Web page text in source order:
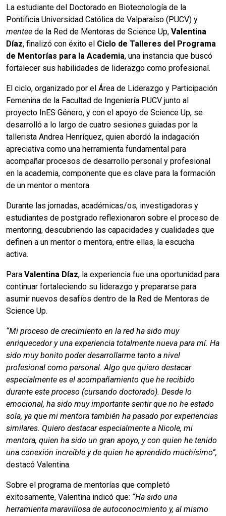
La estudiante del Doctorado en Biotecnología de la
Pontificia Universidad Católica de Valparaíso (PUCV) y
mentee de la Red de Mentoras de Science Up, Valentina
Díaz, finalizó con éxito el Ciclo de Talleres del Programa
de Mentorías para la Academia, una instancia que buscó
fortalecer sus habilidades de liderazgo como profesional.
El ciclo, organizado por el Área de Liderazgo y Participación
Femenina de la Facultad de Ingeniería PUCV junto al
proyecto InES Género, y con el apoyo de Science Up, se
desarrolló a lo largo de cuatro sesiones guiadas por la
tallerista Andrea Henríquez, quien abordó la indagación
apreciativa como una herramienta fundamental para
acompañar procesos de desarrollo personal y profesional
en la academia, componente que es clave para la formación
de un mentor o mentora.
Durante las jornadas, académicas/os, investigadoras y
estudiantes de postgrado reflexionaron sobre el proceso de
mentoring, descubriendo las capacidades y cualidades que
definen a un mentor o mentora, entre ellas, la escucha
activa.
Para Valentina Díaz, la experiencia fue una oportunidad para
continuar fortaleciendo su liderazgo y prepararse para
asumir nuevos desafíos dentro de la Red de Mentoras de
Science Up.
“Mi proceso de crecimiento en la red ha sido muy
enriquecedor y una experiencia totalmente nueva para mí. Ha
sido muy bonito poder desarrollarme tanto a nivel
profesional como personal. Algo que quiero destacar
especialmente es el acompañamiento que he recibido
durante este proceso (cursando doctorado). Desde lo
emocional, ha sido muy importante sentir que no he estado
sola, ya que mi mentora también ha pasado por experiencias
similares. Quiero destacar especialmente a Nicole, mi
mentora, quien ha sido un gran apoyo, y con quien he tenido
una conexión increíble y de quien he aprendido muchísimo”,
destacó Valentina.
Sobre el programa de mentorías que completó
exitosamente, Valentina indicó que: “Ha sido una
herramienta maravillosa de autoconocimiento y, al mismo